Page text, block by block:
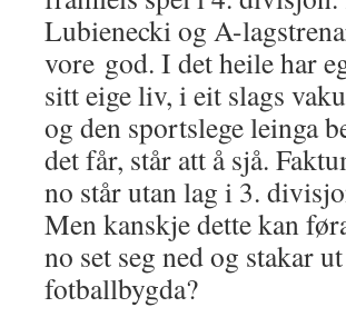
Lubienecki og A-
vore god. I det heile har
sitt eige liv, i eit slags
og den sportslege leinga
det får, står att å sjå.
no står utan lag i 3.
Men kanskje dette kan
no set seg ned og stakar
fotballbygda?